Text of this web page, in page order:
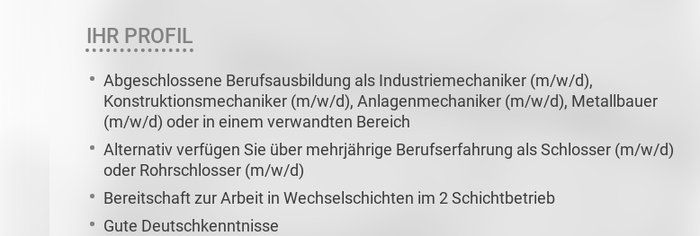
IHR PROFIL
Abgeschlossene Berufsausbildung als Industriemechaniker (m/w/d),
Konstruktionsmechaniker (m/w/d), Anlagenmechaniker (m/w/d), Metallbauer
(m/w/d) oder in einem verwandten Bereich
Alternativ verfügen Sie über mehrjährige Berufserfahrung als Schlosser (m/w/d)
oder Rohrschlosser (m/w/d)
Bereitschaft zur Arbeit in Wechselschichten im 2 Schichtbetrieb
Gute Deutschkenntnisse